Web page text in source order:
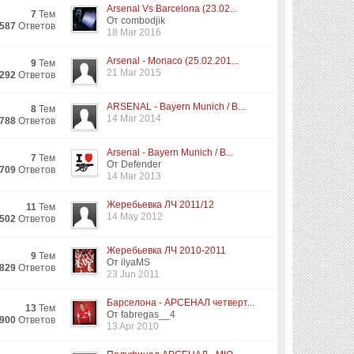
7 Тем
Ответов
Arsenal Vs Barcelona (23.02...
От combodjik
18 Mar 2016
9 Тем
Ответов
Arsenal - Monaco (25.02.201...
21 Mar 2015
8 Тем
Ответов
ARSENAL - Bayern Munich / B...
14 Mar 2014
7 Тем
Ответов
Arsenal - Bayern Munich / B...
От Defender
14 Mar 2013
11 Тем
Ответов
Жеребьевка ЛЧ 2011/12
14 May 2012
9 Тем
Ответов
Жеребьевка ЛЧ 2010-2011
От ilyaMS
23 Jun 2011
13 Тем
Ответов
Барселона - АРСЕНАЛ четверт...
От fabregas__4
13 Apr 2010